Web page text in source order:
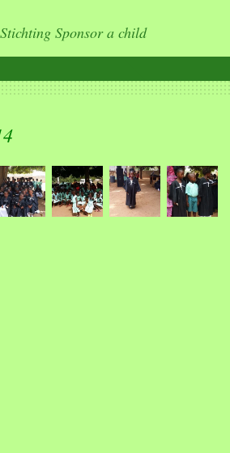
Stichting Sponsor a child